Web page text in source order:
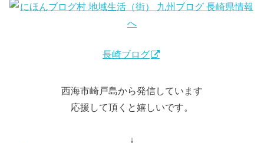
長崎ブログ
西海市崎戸島から発信しています
応援して頂くと嬉しいです。
↓